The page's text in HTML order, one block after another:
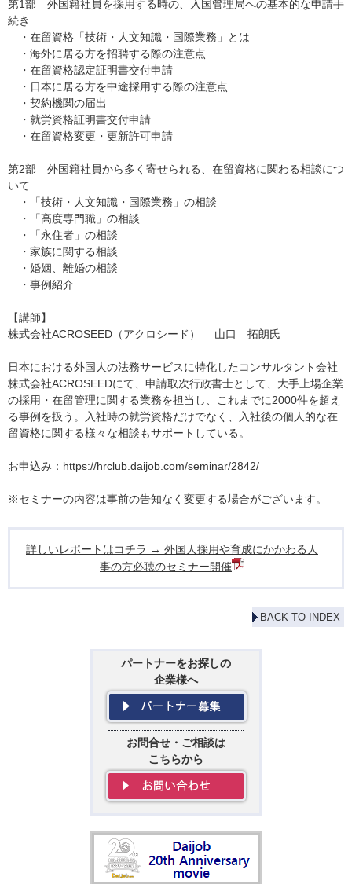
第1部 外国籍社員を採用する時の、入国管理局への基本的な申請手
続き
・在留資格「技術・人文知識・国際業務」とは
・海外に居る方を招聘する際の注意点
・在留資格認定証明書交付申請
・日本に居る方を中途採用する際の注意点
・契約機関の届出
・就労資格証明書交付申請
・在留資格変更・更新許可申請
第2部 外国籍社員から多く寄せられる、在留資格に関わる相談につ
いて
・「技術・人文知識・国際業務」の相談
・「高度専門職」の相談
・「永住者」の相談
・家族に関する相談
・婚姻、離婚の相談
・事例紹介
【講師】
株式会社ACROSEED（アクロシード） 山口 拓朗氏
日本における外国人の法務サービスに特化したコンサルタント会社
株式会社ACROSEEDにて、申請取次行政書士として、大手上場企業
の採用・在留管理に関する業務を担当し、これまでに2000件を超え
る事例を扱う。入社時の就労資格だけでなく、入社後の個人的な在
留資格に関する様々な相談もサポートしている。
お申込み：https://hrclub.daijob.com/seminar/2842/
※セミナーの内容は事前の告知なく変更する場合がございます。
詳しいレポートはコチラ → 外国人採用や育成にかかわる人
事の方必聴のセミナー開催
BACK TO INDEX
パートナーをお探しの
企業様へ
お問合せ・ご相談は
こちらから